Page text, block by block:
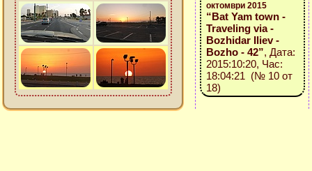
октомври 2015
“Bat Yam town -
Traveling via -
Bozhidar Iliev -
Bozho - 42”, Дата:
2015:10:20, Час:
18:04:21 (№ 10 от
18)